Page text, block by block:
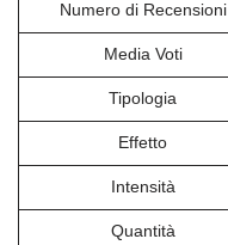
Numero di Recensioni
Media Voti
Tipologia
Effetto
Intensità
Quantità